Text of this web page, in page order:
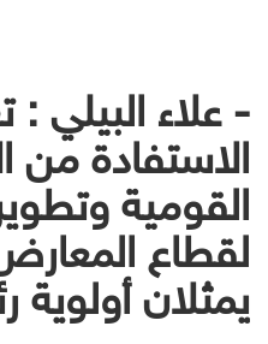
- علاء البيلي
الاستفادة من
القومية
لقطاع
يمثلان أولوية